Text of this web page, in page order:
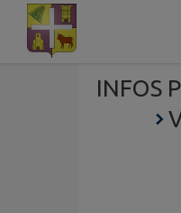
Contenu
INFOS